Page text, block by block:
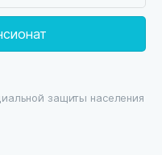
защиты населения